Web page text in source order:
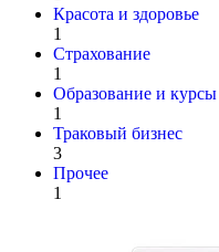
Красота и здоровье
1
Страхование
1
Образование и курсы
1
Траковый бизнес
3
Прочее
1